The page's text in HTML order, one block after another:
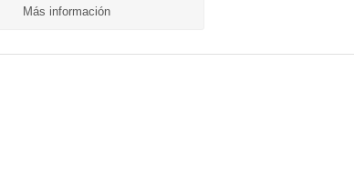
Más información